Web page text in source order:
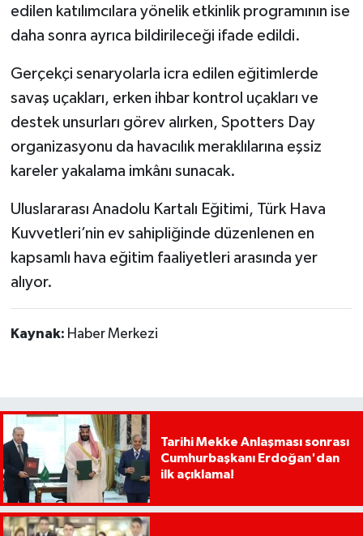
edilen katılımcılara yönelik etkinlik programının ise
daha sonra ayrıca bildirileceği ifade edildi.
Gerçekçi senaryolarla icra edilen eğitimlerde
savaş uçakları, erken ihbar kontrol uçakları ve
destek unsurları görev alırken, Spotters Day
organizasyonu da havacılık meraklılarına eşsiz
kareler yakalama imkânı sunacak.
Uluslararası Anadolu Kartalı Eğitimi, Türk Hava
Kuvvetleri’nin ev sahipliğinde düzenlenen en
kapsamlı hava eğitim faaliyetleri arasında yer
alıyor.
Kaynak: Haber Merkezi
Tarihi Mekke Anlaşması sonrası
Cumhurbaşkanı Erdoğan'dan
ilk açıklama!